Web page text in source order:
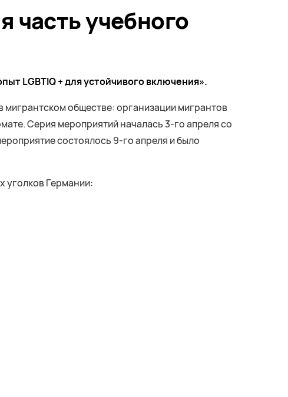
часть учебного
LGBTIQ + для устойчивого включения».
мигрантском обществе: организации мигрантов
Серия мероприятий началась 3-го апреля со
состоялось 9-го апреля и было
уголков Германии: